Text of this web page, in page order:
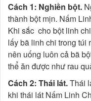
Cách 1: Nghiền bột.
thành bột mịn. Nấm
Khi sắc cho bột linh
lấy bã linh chi trong túi
nên uống luôn cả bã
thể ăn được như rau
Cách 2: Thái lát.Thái
khi thái lát Nấm Linh